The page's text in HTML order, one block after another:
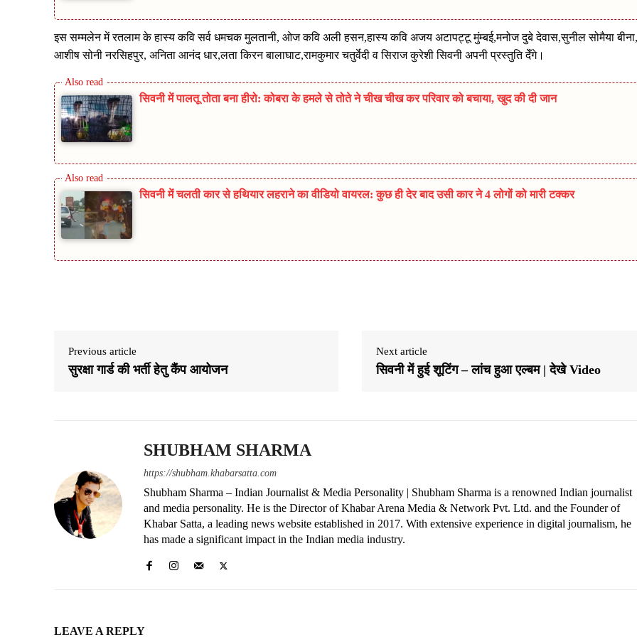
इस सम्मलेन में रतलाम के हास्य कवि सर्व धमचक मुलतानी, ओज कवि अली हसन,हास्य कवि अजय अटापट्टू मुंम्बई,मनोज दुबे देवास,सुनील सोमैया बीना,
आशीष सोनी नरसिहपुर, अनिता आनंद धार,लता किरन बालाघाट,रामकुमार चतुर्वेदी व सिराज कुरेशी सिवनी अपनी प्रस्तुति देँगे।
सिवनी में पालतू तोता बना हीरो: कोबरा के हमले से तोते ने चीख चीख कर परिवार को बचाया, खुद की दी जान
सिवनी में चलती कार से हथियार लहराने का वीडियो वायरल: कुछ ही देर बाद उसी कार ने 4 लोगों को मारी टक्कर
Previous article
सुरक्षा गार्ड की भर्ती हेतु कैंप आयोजन
Next article
सिवनी में हुई शूटिंग – लांच हुआ एल्बम | देखे Video
SHUBHAM SHARMA
https://shubham.khabarsatta.com
Shubham Sharma – Indian Journalist & Media Personality | Shubham Sharma is a renowned Indian journalist
and media personality. He is the Director of Khabar Arena Media & Network Pvt. Ltd. and the Founder of
Khabar Satta, a leading news website established in 2017. With extensive experience in digital journalism, he
has made a significant impact in the Indian media industry.
LEAVE A REPLY